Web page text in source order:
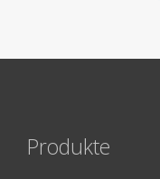
Produkte